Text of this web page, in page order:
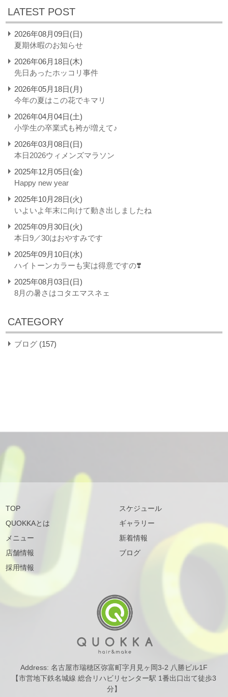
LATEST POST
2026年08月09日(日)
夏期休暇のお知らせ
2026年06月18日(木)
先日あったホッコリ事件
2026年05月18日(月)
今年の夏はこの花でキマリ
2026年04月04日(土)
小学生の卒業式も袴が増えて♪
2026年03月08日(日)
本日2026ウィメンズマラソン
2025年12月05日(金)
Happy new year
2025年10月28日(火)
いよいよ年末に向けて動き出しましたね
2025年09月30日(火)
本日9／30はおやすみです
2025年09月10日(水)
ハイトーンカラーも実は得意ですの❣️
2025年08月03日(日)
8月の暑さはコタエマスネェ
CATEGORY
ブログ (157)
TOP
QUOKKAとは
メニュー
店舗情報
採用情報
スケジュール
ギャラリー
新着情報
ブログ
Address: 名古屋市瑞穂区弥富町字月見ヶ岡3-2 八勝ビル1F
【市営地下鉄名城線 総合リハビリセンター駅 1番出口出て徒歩3
分】